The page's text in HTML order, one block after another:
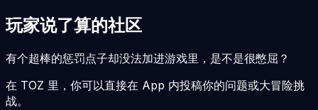
玩家说了算的社区
有个超棒的惩罚点子却没法加进游戏里，是不是很憋屈？
在 TOZ 里，你可以直接在 App 内投稿你的问题或大冒险挑
战。